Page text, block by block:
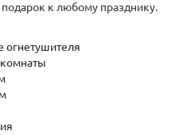
к любому празднику.
огнетушителя